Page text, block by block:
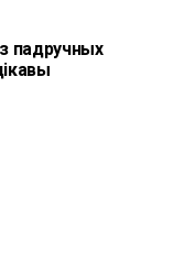
з падручных